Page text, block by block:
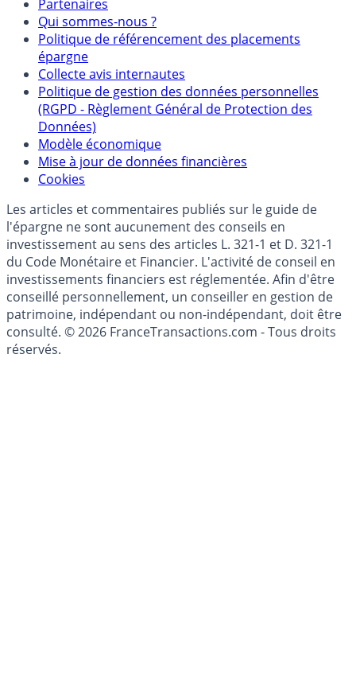
Mentions légales et Conditions d’utilisation
Partenaires
Qui sommes-nous ?
Politique de référencement des placements
épargne
Collecte avis internautes
Politique de gestion des données personnelles
(RGPD - Règlement Général de Protection des
Données)
Modèle économique
Mise à jour de données financières
Cookies
Les articles et commentaires publiés sur le guide de
l'épargne ne sont aucunement des conseils en
investissement au sens des articles L. 321-1 et D. 321-1
du Code Monétaire et Financier. L'activité de conseil en
investissements financiers est réglementée. Afin d'être
conseillé personnellement, un conseiller en gestion de
patrimoine, indépendant ou non-indépendant, doit être
consulté. © 2026 FranceTransactions.com - Tous droits